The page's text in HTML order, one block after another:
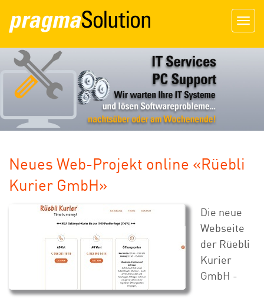
Neues Web-Projekt online «Rüebli
Kurier GmbH»
Die neue
Webseite
der Rüebli
Kurier
GmbH -